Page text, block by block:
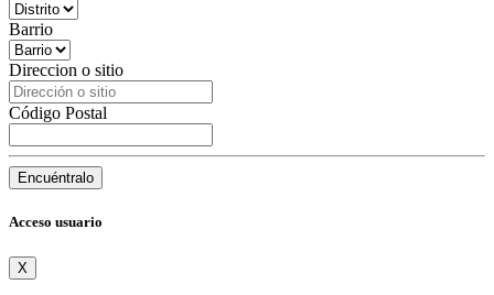
Barrio
Direccion o sitio
Código Postal
Encuéntralo
Acceso usuario
X